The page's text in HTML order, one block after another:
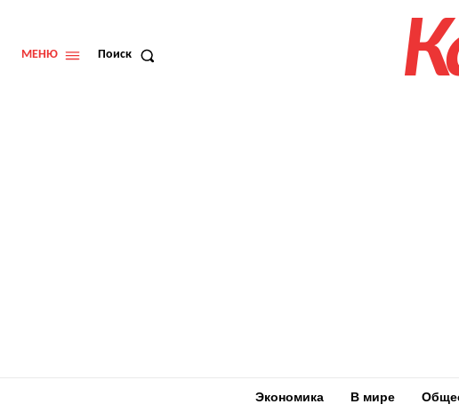
МЕНЮ Поиск
Экономика В мире